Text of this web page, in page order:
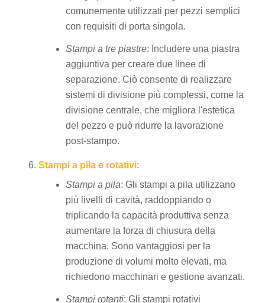
comunemente utilizzati per pezzi semplici
con requisiti di porta singola.
Stampi a tre piastre: Includere una piastra
aggiuntiva per creare due linee di
separazione. Ciò consente di realizzare
sistemi di divisione più complessi, come la
divisione centrale, che migliora l'estetica
del pezzo e può ridurre la lavorazione
post-stampo.
Stampi a pila e rotativi:
Stampi a pila: Gli stampi a pila utilizzano
più livelli di cavità, raddoppiando o
triplicando la capacità produttiva senza
aumentare la forza di chiusura della
macchina. Sono vantaggiosi per la
produzione di volumi molto elevati, ma
richiedono macchinari e gestione avanzati.
Stampi rotanti: Gli stampi rotativi